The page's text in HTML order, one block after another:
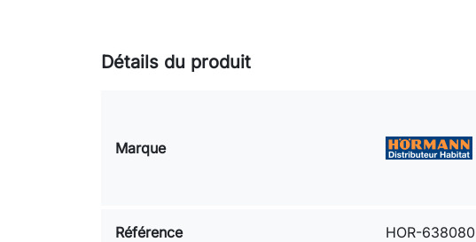
Détails du produit
Marque
Référence HOR-638080